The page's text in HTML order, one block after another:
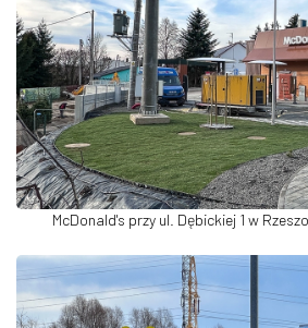
McDonald's przy ul. Dębickiej 1 w